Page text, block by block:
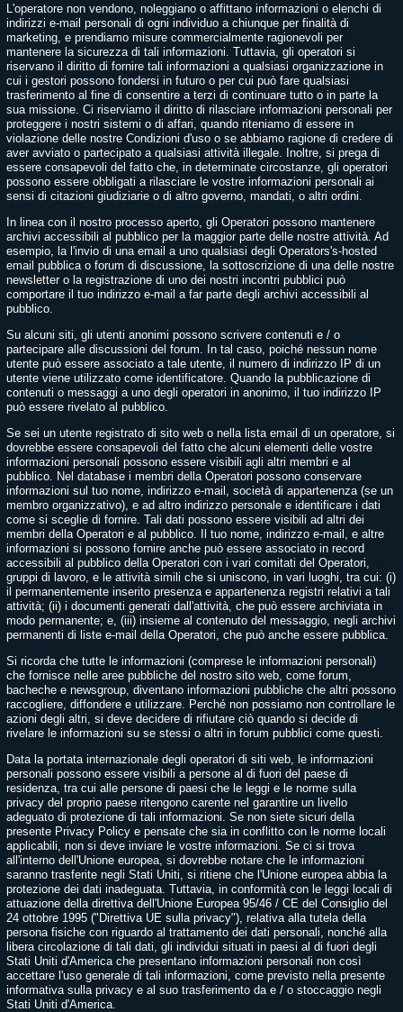
L'operatore non vendono, noleggiano o affittano informazioni o elenchi di
indirizzi e-mail personali di ogni individuo a chiunque per finalità di
marketing, e prendiamo misure commercialmente ragionevoli per
mantenere la sicurezza di tali informazioni. Tuttavia, gli operatori si
riservano il diritto di fornire tali informazioni a qualsiasi organizzazione in
cui i gestori possono fondersi in futuro o per cui può fare qualsiasi
trasferimento al fine di consentire a terzi di continuare tutto o in parte la
sua missione. Ci riserviamo il diritto di rilasciare informazioni personali per
proteggere i nostri sistemi o di affari, quando riteniamo di essere in
violazione delle nostre Condizioni d'uso o se abbiamo ragione di credere di
aver avviato o partecipato a qualsiasi attività illegale. Inoltre, si prega di
essere consapevoli del fatto che, in determinate circostanze, gli operatori
possono essere obbligati a rilasciare le vostre informazioni personali ai
sensi di citazioni giudiziarie o di altro governo, mandati, o altri ordini.
In linea con il nostro processo aperto, gli Operatori possono mantenere
archivi accessibili al pubblico per la maggior parte delle nostre attività. Ad
esempio, la l'invio di una email a uno qualsiasi degli Operators's-hosted
email pubblica o forum di discussione, la sottoscrizione di una delle nostre
newsletter o la registrazione di uno dei nostri incontri pubblici può
comportare il tuo indirizzo e-mail a far parte degli archivi accessibili al
pubblico.
Su alcuni siti, gli utenti anonimi possono scrivere contenuti e / o
partecipare alle discussioni del forum. In tal caso, poiché nessun nome
utente può essere associato a tale utente, il numero di indirizzo IP di un
utente viene utilizzato come identificatore. Quando la pubblicazione di
contenuti o messaggi a uno degli operatori in anonimo, il tuo indirizzo IP
può essere rivelato al pubblico.
Se sei un utente registrato di sito web o nella lista email di un operatore, si
dovrebbe essere consapevoli del fatto che alcuni elementi delle vostre
informazioni personali possono essere visibili agli altri membri e al
pubblico. Nel database i membri della Operatori possono conservare
informazioni sul tuo nome, indirizzo e-mail, società di appartenenza (se un
membro organizzativo), e ad altro indirizzo personale e identificare i dati
come si sceglie di fornire. Tali dati possono essere visibili ad altri dei
membri della Operatori e al pubblico. Il tuo nome, indirizzo e-mail, e altre
informazioni si possono fornire anche può essere associato in record
accessibili al pubblico della Operatori con i vari comitati del Operatori,
gruppi di lavoro, e le attività simili che si uniscono, in vari luoghi, tra cui: (i)
il permanentemente inserito presenza e appartenenza registri relativi a tali
attività; (ii) i documenti generati dall'attività, che può essere archiviata in
modo permanente; e, (iii) insieme al contenuto del messaggio, negli archivi
permanenti di liste e-mail della Operatori, che può anche essere pubblica.
Si ricorda che tutte le informazioni (comprese le informazioni personali)
che fornisce nelle aree pubbliche del nostro sito web, come forum,
bacheche e newsgroup, diventano informazioni pubbliche che altri possono
raccogliere, diffondere e utilizzare. Perché non possiamo non controllare le
azioni degli altri, si deve decidere di rifiutare ciò quando si decide di
rivelare le informazioni su se stessi o altri in forum pubblici come questi.
Data la portata internazionale degli operatori di siti web, le informazioni
personali possono essere visibili a persone al di fuori del paese di
residenza, tra cui alle persone di paesi che le leggi e le norme sulla
privacy del proprio paese ritengono carente nel garantire un livello
adeguato di protezione di tali informazioni. Se non siete sicuri della
presente Privacy Policy e pensate che sia in conflitto con le norme locali
applicabili, non si deve inviare le vostre informazioni. Se ci si trova
all'interno dell'Unione europea, si dovrebbe notare che le informazioni
saranno trasferite negli Stati Uniti, si ritiene che l'Unione europea abbia la
protezione dei dati inadeguata. Tuttavia, in conformità con le leggi locali di
attuazione della direttiva dell'Unione Europea 95/46 / CE del Consiglio del
24 ottobre 1995 ("Direttiva UE sulla privacy"), relativa alla tutela della
persona fisiche con riguardo al trattamento dei dati personali, nonché alla
libera circolazione di tali dati, gli individui situati in paesi al di fuori degli
Stati Uniti d'America che presentano informazioni personali non così
accettare l'uso generale di tali informazioni, come previsto nella presente
informativa sulla privacy e al suo trasferimento da e / o stoccaggio negli
Stati Uniti d'America.